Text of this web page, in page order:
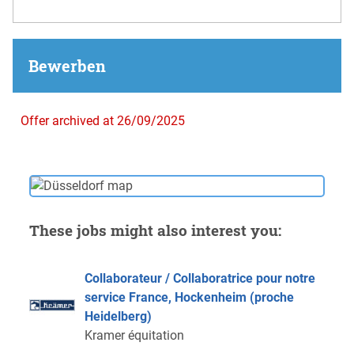
Bewerben
Offer archived at 26/09/2025
These jobs might also interest you:
Collaborateur / Collaboratrice pour notre
service France, Hockenheim (proche
Heidelberg)
Kramer équitation